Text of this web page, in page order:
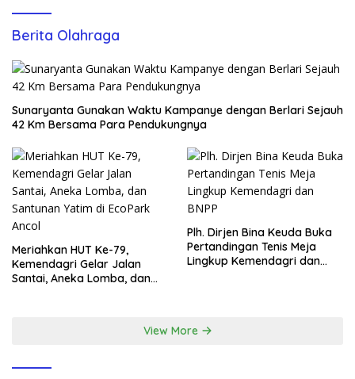
Berita Olahraga
Sunaryanta Gunakan Waktu Kampanye dengan Berlari Sejauh
42 Km Bersama Para Pendukungnya
Meriahkan HUT Ke-79,
Kemendagri Gelar Jalan
Santai, Aneka Lomba, dan
Plh. Dirjen Bina Keuda Buka
Pertandingan Tenis Meja
Lingkup Kemendagri dan
View More